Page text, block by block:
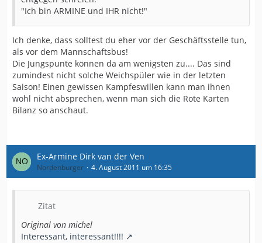
"Ich bin ARMINE und IHR nicht!"
Ich denke, dass solltest du eher vor der Geschäftsstelle tun,
als vor dem Mannschaftsbus!
Die Jungspunte können da am wenigsten zu.... Das sind
zumindest nicht solche Weichspüler wie in der letzten
Saison! Einen gewissen Kampfeswillen kann man ihnen
wohl nicht absprechen, wenn man sich die Rote Karten
Bilanz so anschaut.
Ex-Armine Dirk van der Ven
Nordenburger 4. August 2011 um 16:35
Zitat
Original von michel
Interessant, interessant!!!!